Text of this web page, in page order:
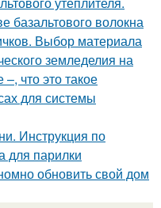
базальтового волокна
Выбор материала
земледелия на
что это такое
для системы
Инструкция по
для парилки
обновить свой дом